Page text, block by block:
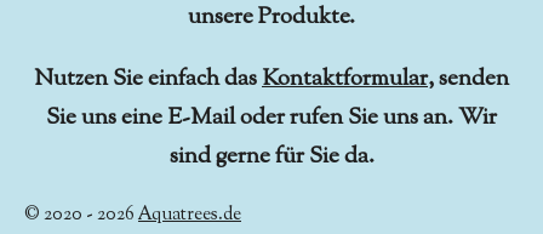
unsere Produkte.
Nutzen Sie einfach dasKontaktformular, senden
Sie uns eine E-Mail oder rufen Sie uns an. Wir
sind gerne für Sie da.
© 2020 - 2026Aquatrees.de